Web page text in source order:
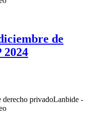
de
2024
derecho privadoLanbide -